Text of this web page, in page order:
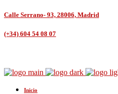
Calle Serrano- 93, 28006, Madrid
(+34) 604 54 08 07
Inicio